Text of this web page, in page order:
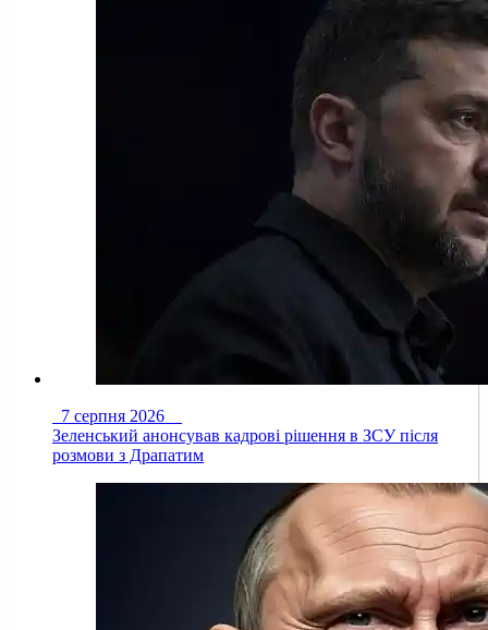
7 серпня 2026
Зеленський анонсував кадрові рішення в ЗСУ після
розмови з Драпатим